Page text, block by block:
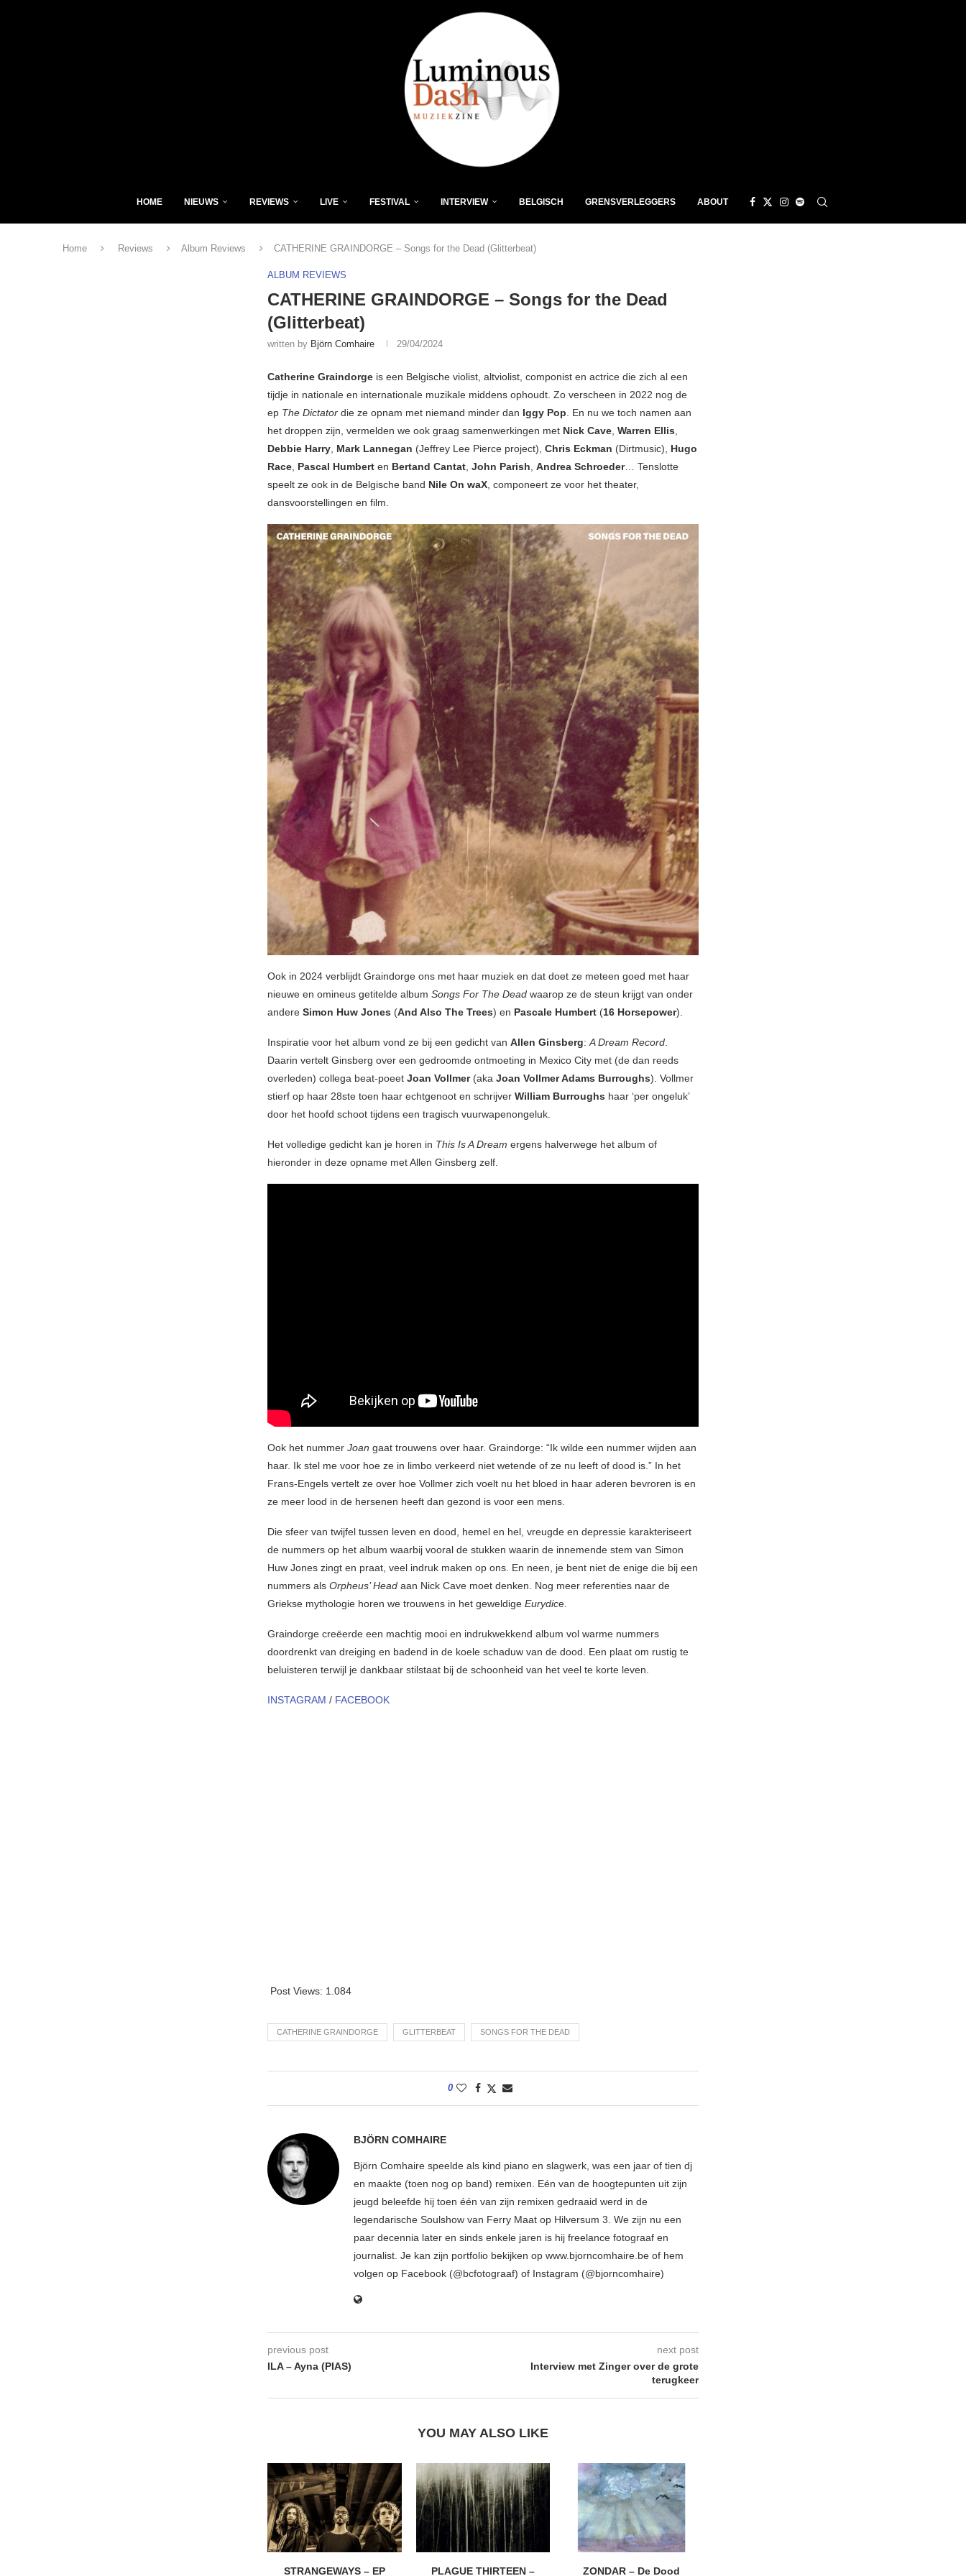
HOME NIEUWS REVIEWS LIVE FESTIVAL INTERVIEW BELGISCH GRENSVERLEGGERS ABOUT
Home Reviews Album Reviews CATHERINE GRAINDORGE – Songs for the Dead (Glitterbeat)
ALBUM REVIEWS
CATHERINE GRAINDORGE – Songs for the Dead
(Glitterbeat)
written by Björn Comhaire 29/04/2024
Catherine Graindorge is een Belgische violist, altviolist, componist en actrice die zich al een
tijdje in nationale en internationale muzikale middens ophoudt. Zo verscheen in 2022 nog de
ep The Dictator die ze opnam met niemand minder dan Iggy Pop. En nu we toch namen aan
het droppen zijn, vermelden we ook graag samenwerkingen met Nick Cave, Warren Ellis,
Debbie Harry, Mark Lannegan (Jeffrey Lee Pierce project), Chris Eckman (Dirtmusic), Hugo
Race, Pascal Humbert en Bertand Cantat, John Parish, Andrea Schroeder… Tenslotte
speelt ze ook in de Belgische band Nile On waX, componeert ze voor het theater,
dansvoorstellingen en film.
Ook in 2024 verblijdt Graindorge ons met haar muziek en dat doet ze meteen goed met haar
nieuwe en omineus getitelde album Songs For The Dead waarop ze de steun krijgt van onder
andere Simon Huw Jones (And Also The Trees) en Pascale Humbert (16 Horsepower).
Inspiratie voor het album vond ze bij een gedicht van Allen Ginsberg:A Dream Record.
Daarin vertelt Ginsberg over een gedroomde ontmoeting in Mexico City met (de dan reeds
overleden) collega beat-poeet Joan Vollmer(aka Joan Vollmer Adams Burroughs). Vollmer
stierf op haar 28ste toen haar echtgenoot en schrijver William Burroughs haar ‘per ongeluk’
door het hoofd schoot tijdens een tragisch vuurwapenongeluk.
Het volledige gedicht kan je horen in This Is A Dream ergens halverwege het album of
hieronder in deze opname met Allen Ginsberg zelf.
Ook het nummer Joan gaat trouwens over haar. Graindorge: “Ik wilde een nummer wijden aan
haar. Ik stel me voor hoe ze in limbo verkeerd niet wetende of ze nu leeft of dood is.” In het
Frans-Engels vertelt ze over hoe Vollmer zich voelt nu het bloed in haar aderen bevroren is en
ze meer lood in de hersenen heeft dan gezond is voor een mens.
Die sfeer van twijfel tussen leven en dood, hemel en hel, vreugde en depressie karakteriseert
de nummers op het album waarbij vooral de stukken waarin de innemende stem van Simon
Huw Jones zingt en praat, veel indruk maken op ons. En neen, je bent niet de enige die bij een
nummers als Orpheus’ Head aan Nick Cave moet denken. Nog meer referenties naar de
Griekse mythologie horen we trouwens in het geweldige Eurydice.
Graindorge creëerde een machtig mooi en indrukwekkend album vol warme nummers
doordrenkt van dreiging en badend in de koele schaduw van de dood. Een plaat om rustig te
beluisteren terwijl je dankbaar stilstaat bij de schoonheid van het veel te korte leven.
INSTAGRAM / FACEBOOK
Post Views: 1.084
CATHERINE GRAINDORGE GLITTERBEAT SONGS FOR THE DEAD
0
BJÖRN COMHAIRE
Björn Comhaire speelde als kind piano en slagwerk, was een jaar of tien dj
en maakte (toen nog op band) remixen. Eén van de hoogtepunten uit zijn
jeugd beleefde hij toen één van zijn remixen gedraaid werd in de
legendarische Soulshow van Ferry Maat op Hilversum 3. We zijn nu een
paar decennia later en sinds enkele jaren is hij freelance fotograaf en
journalist. Je kan zijn portfolio bekijken op www.bjorncomhaire.be of hem
volgen op Facebook (@bcfotograaf) of Instagram (@bjorncomhaire)
previous post
ILA – Ayna (PIAS)
next post
Interview met Zinger over de grote
terugkeer
YOU MAY ALSO LIKE
STRANGEWAYS – EP PLAGUE THIRTEEN – ZONDAR – De Dood